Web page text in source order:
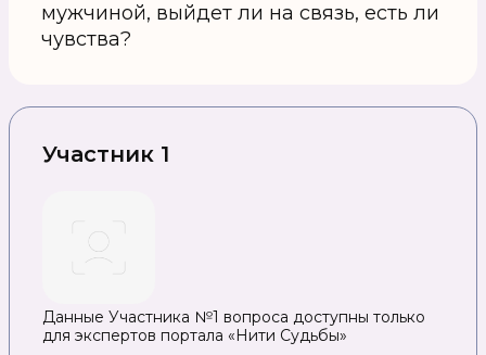
мужчиной, выйдет ли на связь, есть ли
чувства?
Участник 1
Данные Участника №1 вопроса доступны только
для экспертов портала «Нити Судьбы»